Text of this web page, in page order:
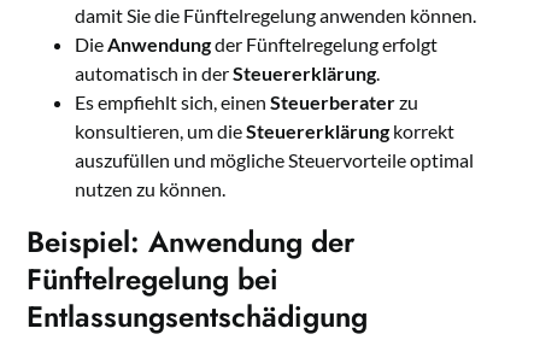
damit Sie die Fünftelregelung anwenden können.
DieAnwendungder Fünftelregelung erfolgt
automatisch in derSteuererklärung.
Es empfiehlt sich, einenSteuerberaterzu
konsultieren, um dieSteuererklärung korrekt
auszufüllen und mögliche Steuervorteile optimal
nutzen zu können.
Beispiel: Anwendung der
Fünftelregelung bei
Entlassungsentschädigung